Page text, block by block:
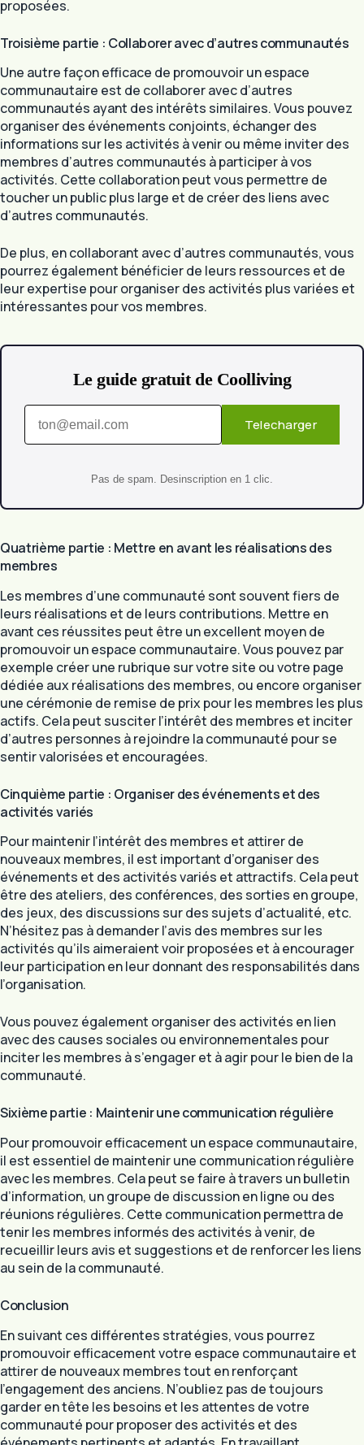
proposées.
Troisième partie : Collaborer avec d’autres communautés
Une autre façon efficace de promouvoir un espace
communautaire est de collaborer avec d’autres
communautés ayant des intérêts similaires. Vous pouvez
organiser des événements conjoints, échanger des
informations sur les activités à venir ou même inviter des
membres d’autres communautés à participer à vos
activités. Cette collaboration peut vous permettre de
toucher un public plus large et de créer des liens avec
d’autres communautés.
De plus, en collaborant avec d’autres communautés, vous
pourrez également bénéficier de leurs ressources et de
leur expertise pour organiser des activités plus variées et
intéressantes pour vos membres.
Le guide gratuit de Coolliving
Telecharger
Pas de spam. Desinscription en 1 clic.
Quatrième partie : Mettre en avant les réalisations des
membres
Les membres d’une communauté sont souvent fiers de
leurs réalisations et de leurs contributions. Mettre en
avant ces réussites peut être un excellent moyen de
promouvoir un espace communautaire. Vous pouvez par
exemple créer une rubrique sur votre site ou votre page
dédiée aux réalisations des membres, ou encore organiser
une cérémonie de remise de prix pour les membres les plus
actifs. Cela peut susciter l’intérêt des membres et inciter
d’autres personnes à rejoindre la communauté pour se
sentir valorisées et encouragées.
Cinquième partie : Organiser des événements et des
activités variés
Pour maintenir l’intérêt des membres et attirer de
nouveaux membres, il est important d’organiser des
événements et des activités variés et attractifs. Cela peut
être des ateliers, des conférences, des sorties en groupe,
des jeux, des discussions sur des sujets d’actualité, etc.
N’hésitez pas à demander l’avis des membres sur les
activités qu’ils aimeraient voir proposées et à encourager
leur participation en leur donnant des responsabilités dans
l’organisation.
Vous pouvez également organiser des activités en lien
avec des causes sociales ou environnementales pour
inciter les membres à s’engager et à agir pour le bien de la
communauté.
Sixième partie : Maintenir une communication régulière
Pour promouvoir efficacement un espace communautaire,
il est essentiel de maintenir une communication régulière
avec les membres. Cela peut se faire à travers un bulletin
d’information, un groupe de discussion en ligne ou des
réunions régulières. Cette communication permettra de
tenir les membres informés des activités à venir, de
recueillir leurs avis et suggestions et de renforcer les liens
au sein de la communauté.
Conclusion
En suivant ces différentes stratégies, vous pourrez
promouvoir efficacement votre espace communautaire et
attirer de nouveaux membres tout en renforçant
l’engagement des anciens. N’oubliez pas de toujours
garder en tête les besoins et les attentes de votre
communauté pour proposer des activités et des